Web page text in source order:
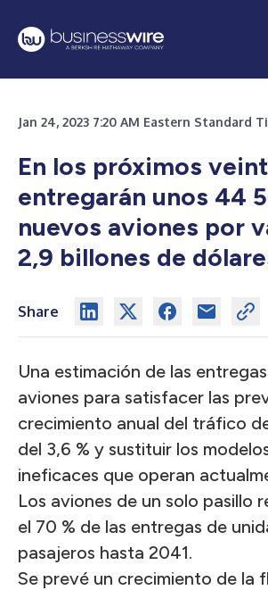
Jan 24, 2023 7:20 AM Eastern Standard
En los próximos
entregarán unos 44
nuevos aviones por
2,9 billones de
Share
Una estimación de las
aviones para satisfacer las
crecimiento anual del tráfico
del 3,6 % y sustituir los
ineficaces que operan
Los aviones de un solo pasillo
el 70 % de las entregas de
pasajeros hasta 2041.
Se prevé un crecimiento de la